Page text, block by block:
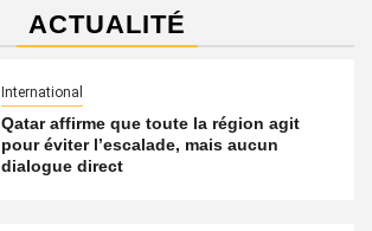
ACTUALITÉ
International
Qatar affirme que toute la région agit
pour éviter l’escalade, mais aucun
dialogue direct